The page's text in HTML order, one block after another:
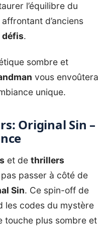
l’équilibre du
d’anciens
défis.
sombre et
vous envoûtera
unique.
Original Sin –
et de thrillers
passer à côté de
Sin. Ce spin-off de
les codes du mystère
touche plus sombre et